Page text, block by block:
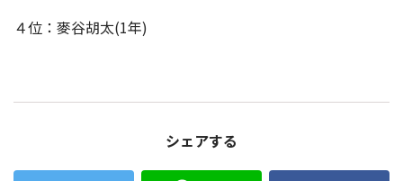
４位：麥谷胡太(1年)
シェアする